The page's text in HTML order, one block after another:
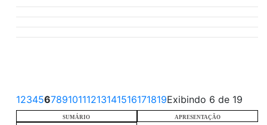
12345678910111213141516171819Exibindo 6 de 19
SUMÁRIO
APRESENTAÇÃO